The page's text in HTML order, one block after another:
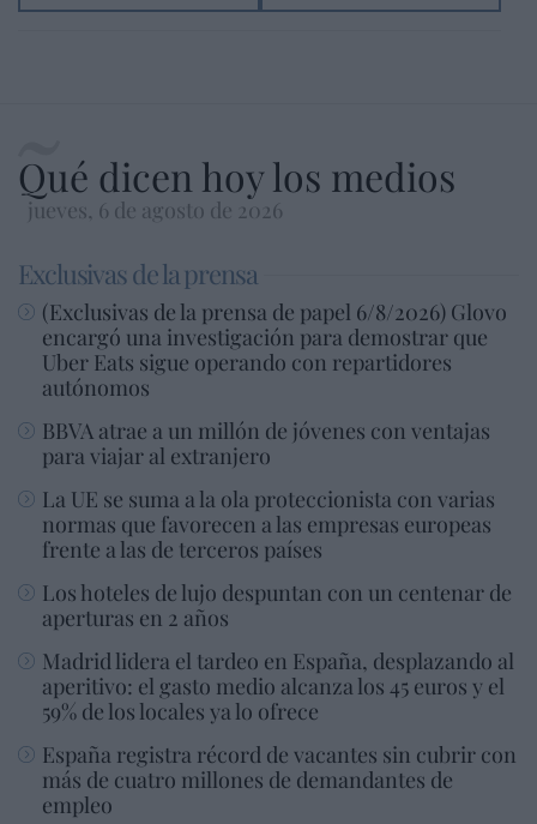
Qué dicen hoy los medios
jueves, 6 de agosto de 2026
Exclusivas de la prensa
(Exclusivas de la prensa de papel 6/8/2026) Glovo
encargó una investigación para demostrar que
Uber Eats sigue operando con repartidores
autónomos
BBVA atrae a un millón de jóvenes con ventajas
para viajar al extranjero
La UE se suma a la ola proteccionista con varias
normas que favorecen a las empresas europeas
frente a las de terceros países
Los hoteles de lujo despuntan con un centenar de
aperturas en 2 años
Madrid lidera el tardeo en España, desplazando al
aperitivo: el gasto medio alcanza los 45 euros y el
59% de los locales ya lo ofrece
España registra récord de vacantes sin cubrir con
más de cuatro millones de demandantes de
empleo